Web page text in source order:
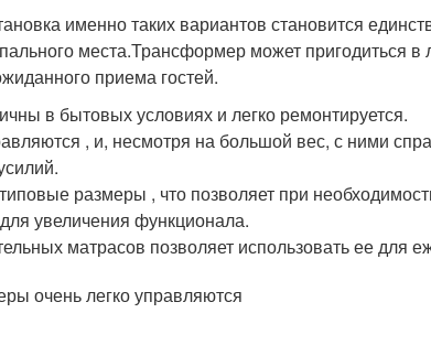
именно таких вариантов становится
места.Трансформер может пригодиться
приема гостей.
в бытовых условиях и легко ремонтируется.
, и, несмотря на большой вес, с ними
размеры , что позволяет при
увеличения функционала.
матрасов позволяет использовать ее для
очень легко управляются